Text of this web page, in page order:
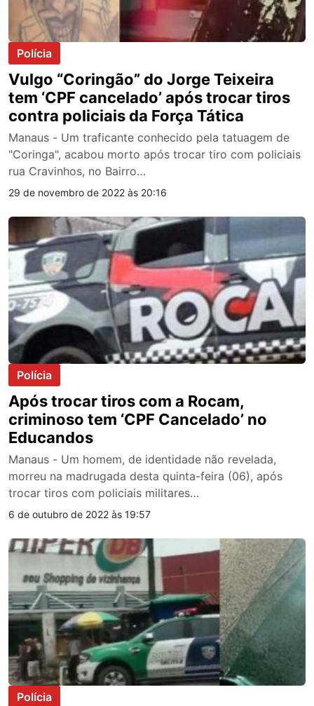
Polícia
Vulgo “Coringão” do Jorge Teixeira
tem ‘CPF cancelado’ após trocar tiros
contra policiais da Força Tática
Manaus - Um traficante conhecido pela tatuagem de
"Coringa", acabou morto após trocar tiro com policiais
rua Cravinhos, no Bairro…
29 de novembro de 2022 às 20:16
Polícia
Após trocar tiros com a Rocam,
criminoso tem ‘CPF Cancelado’ no
Educandos
Manaus - Um homem, de identidade não revelada,
morreu na madrugada desta quinta-feira (06), após
trocar tiros com policiais militares…
6 de outubro de 2022 às 19:57
Polícia